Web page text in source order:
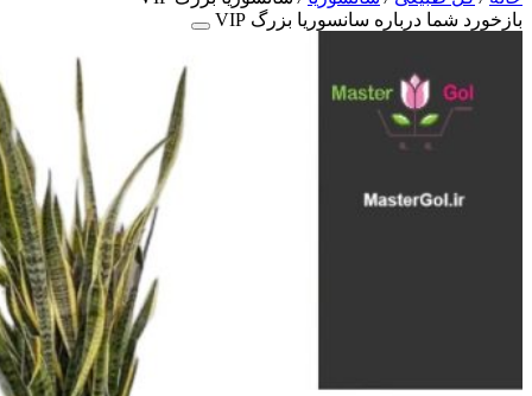
بازخورد شما درباره سانسوریا بزرگ VIP